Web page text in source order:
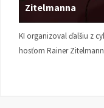
Zitelmanna
KI organizoval ďalšiu z
hosťom Rainer